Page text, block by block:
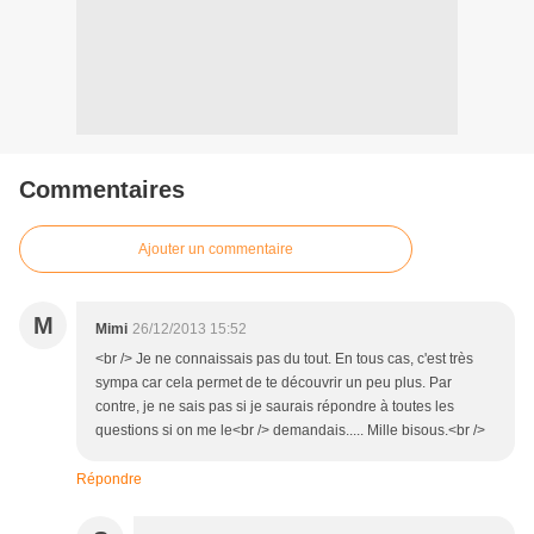
Commentaires
Ajouter un commentaire
M Mimi 26/12/2013 15:52
<br /> Je ne connaissais pas du tout. En tous cas, c'est très
sympa car cela permet de te découvrir un peu plus. Par
contre, je ne sais pas si je saurais répondre à toutes les
questions si on me le<br /> demandais..... Mille bisous.<br />
Répondre